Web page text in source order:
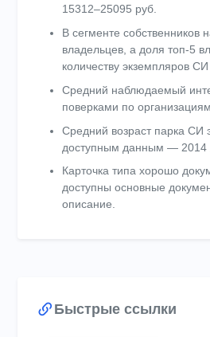
15312–25095 руб.
В сегменте собственников
владельцев, а доля топ-5
количеству экземпляров
Средний наблюдаемый
поверками по
Средний возраст парка СИ
доступным данным — 2014
Карточка типа хорошо
доступны основные
описание.
Быстрые ссылки